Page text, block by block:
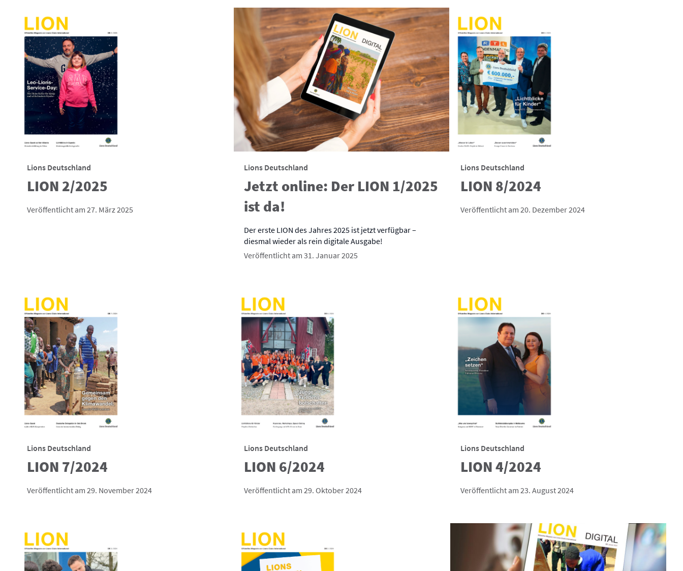
Lions Deutschland
LION 2/2025
Veröffentlicht am 27. März 2025
Lions Deutschland
Jetzt online: Der LION 1/2025
ist da!
Der erste LION des Jahres 2025 ist jetzt verfügbar –
diesmal wieder als rein digitale Ausgabe!
Veröffentlicht am 31. Januar 2025
Lions Deutschland
LION 8/2024
Veröffentlicht am 20. Dezember 2024
Lions Deutschland
LION 7/2024
Veröffentlicht am 29. November 2024
Lions Deutschland
LION 6/2024
Veröffentlicht am 29. Oktober 2024
Lions Deutschland
LION 4/2024
Veröffentlicht am 23. August 2024